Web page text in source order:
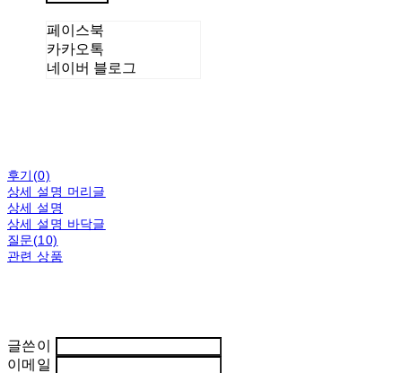
페이스북
카카오톡
네이버 블로그
후기(0)
상세 설명 머리글
상세 설명
상세 설명 바닥글
질문(10)
관련 상품
글쓴이
이메일